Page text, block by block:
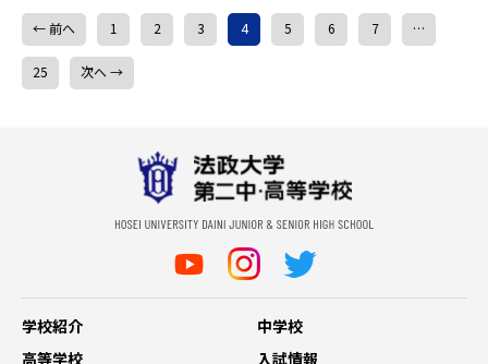
← 前へ 1 2 3 4 5 6 7 …
25 次へ →
学校紹介
中学校
高等学校
入試情報